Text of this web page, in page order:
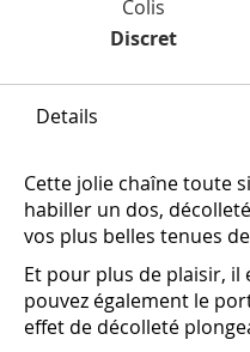
Colis
Discret
Details
Cette jolie chaîne toute
habiller un dos,
vos plus belles tenues
Et pour plus de plaisir, il
pouvez également le
effet de décolleté